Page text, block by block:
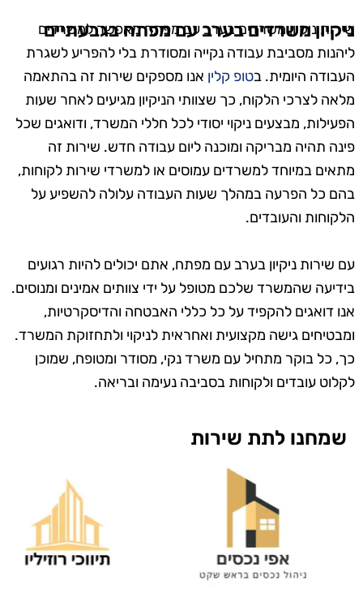
ניקיון משרדים בערב עם מפתח בגבעתיים
שירות ניקיון משרדים בערב עם מפתח מאפשר למשרדים
ליהנות מסביבת עבודה נקייה ומסודרת בלי להפריע לשגרת
העבודה היומית. בטופ קלין אנו מספקים שירות זה בהתאמה
מלאה לצרכי הלקוח, כך שצוותי הניקיון מגיעים לאחר שעות
הפעילות, מבצעים ניקוי יסודי לכל חללי המשרד, ודואגים שכל
פינה תהיה מבריקה ומוכנה ליום עבודה חדש. שירות זה
מתאים במיוחד למשרדים עמוסים או למשרדי שירות לקוחות,
בהם כל הפרעה במהלך שעות העבודה עלולה להשפיע על
הלקוחות והעובדים.
עם שירות ניקיון בערב עם מפתח, אתם יכולים להיות רגועים
בידיעה שהמשרד שלכם מטופל על ידי צוותים אמינים ומנוסים.
אנו דואגים להקפיד על כל כללי האבטחה והדיסקרטיות,
ומבטיחים גישה מקצועית ואחראית לניקוי ולתחזוקת המשרד.
כך, כל בוקר מתחיל עם משרד נקי, מסודר ומטופח, שמוכן
לקלוט עובדים ולקוחות בסביבה נעימה ובריאה.
שמחנו לתת שירות